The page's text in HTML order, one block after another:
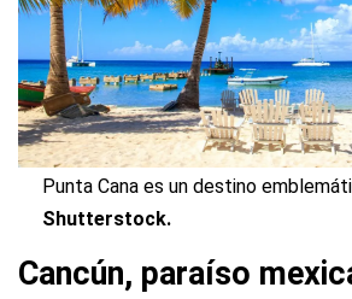
Punta Cana es un destino
Shutterstock.
Cancún, paraíso